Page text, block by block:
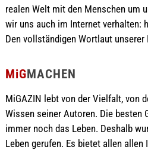
realen Welt mit den Menschen um
wir uns auch im Internet verhalten:
Den vollständigen Wortlaut
MiGMACHEN
MiGAZIN lebt von der Vielfalt, von
Wissen seiner Autoren. Die besten
immer noch das Leben. Deshalb
Leben gerufen. Es bietet allen allen